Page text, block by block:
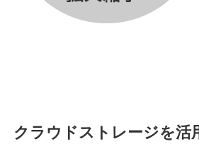
クラウドストレージを活